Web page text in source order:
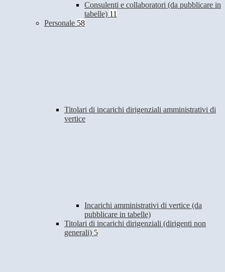
Consulenti e collaboratori (da pubblicare in
tabelle) 11
Personale 58
Titolari di incarichi dirigenziali amministrativi di
vertice
Incarichi amministrativi di vertice (da
pubblicare in tabelle)
Titolari di incarichi dirigenziali (dirigenti non
generali) 5